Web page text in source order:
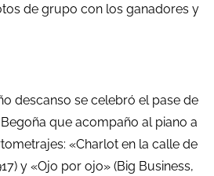
de grupo con los ganadores y
descanso se celebró el pase de
que acompaño al piano a
«Charlot en la calle de
y «Ojo por ojo» (Big Business,